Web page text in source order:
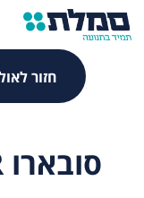
חזור
סובארו FORESTER חדש